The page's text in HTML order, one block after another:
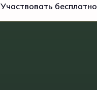
Участвовать бесплатно